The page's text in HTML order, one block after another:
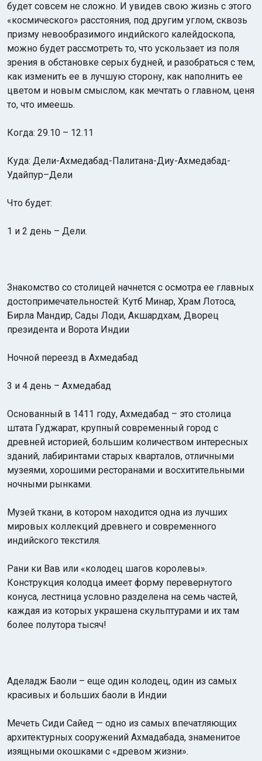
будет совсем не сложно. И увидев свою жизнь с этого
«космического» расстояния, под другим углом, сквозь
призму невообразимого индийского калейдоскопа,
можно будет рассмотреть то, что ускользает из поля
зрения в обстановке серых будней, и разобраться с тем,
как изменить ее в лучшую сторону, как наполнить ее
цветом и новым смыслом, как мечтать о главном, ценя
то, что имеешь.
Когда: 29.10 – 12.11
Куда: Дели-Ахмедабад-Палитана-Диу-Ахмедабад-
Удайпур–Дели
Что будет:
1 и 2 день – Дели.
Знакомство со столицей начнется с осмотра ее главных
достопримечательностей: Кутб Минар, Храм Лотоса,
Бирла Мандир, Сады Лоди, Акшардхам, Дворец
президента и Ворота Индии
Ночной переезд в Ахмедабад
3 и 4 день – Ахмедабад
Основанный в 1411 году, Ахмедабад – это столица
штата Гуджарат, крупный современный город с
древней историей, большим количеством интересных
зданий, лабиринтами старых кварталов, отличными
музеями, хорошими ресторанами и восхитительными
ночными рынками.
Музей ткани, в котором находится одна из лучших
мировых коллекций древнего и современного
индийского текстиля.
Рани ки Вав или «колодец шагов королевы».
Конструкция колодца имеет форму перевернутого
конуса, лестница условно разделена на семь частей,
каждая из которых украшена скульптурами и их там
более полутора тысяч!
Аделадж Баоли – еще один колодец, один из самых
красивых и больших баоли в Индии
Мечеть Сиди Сайед — одно из самых впечатляющих
архитектурных сооружений Ахмадабада, знаменитое
изящными окошками с «древом жизни».